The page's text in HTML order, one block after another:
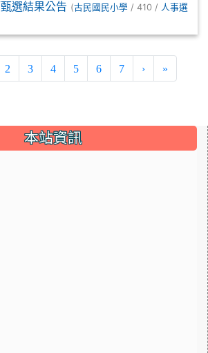
選結果公告 (古民國民小學 / 410 / 人事選
2 3 4 5 6 7 › »
本站資訊